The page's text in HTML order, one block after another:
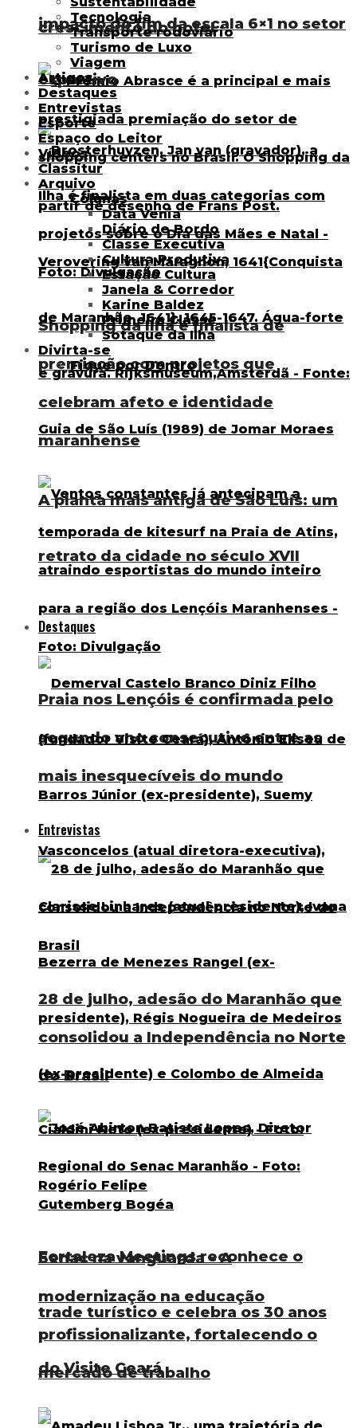
crescimento do hotel
Shopping da Ilha é finalista de
premiação com projetos que
celebram afeto e identidade
maranhense
Praia nos Lençóis é confirmada pelo
segundo ano consecutivo entre as
mais inesquecíveis do mundo
Entrevistas
28 de julho, adesão do Maranhão que
consolidou a Independência no Norte
do Brasil
Senac na vanguarda – A
modernização na educação
profissionalizante, fortalecendo o
mercado de trabalho
impacto do fim da escala 6×1 no setor
esportivo
A planta mais antiga de São Luís: um
retrato da cidade no século XVII
Destaques
Fortaleza Meetings reconhece o
trade turístico e celebra os 30 anos
do Visite Ceará
Tecnologia
Transporte rodoviário
Turismo de Luxo
Viagem
Artigos
Destaques
Entrevistas
Esporte
Espaço do Leitor
Vídeos
Classitur
Arquivo
Colunas
Data Venia
Diário de Bordo
Classe Executiva
Cultura Produtiva
Estação Cultura
Janela & Corredor
Karine Baldez
Primeira Classe
Sotaque da Ilha
Divirta-se
Fique por Dentro